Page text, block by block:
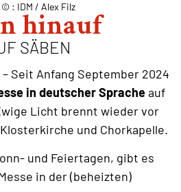
: IDM / Alex Filz
hinauf
SÄBEN
Seit Anfang September 2024
in deutscher Spracheauf
Licht brennt wieder vor
und Chorkapelle.
und Feiertagen, gibt es
in der (beheizten)